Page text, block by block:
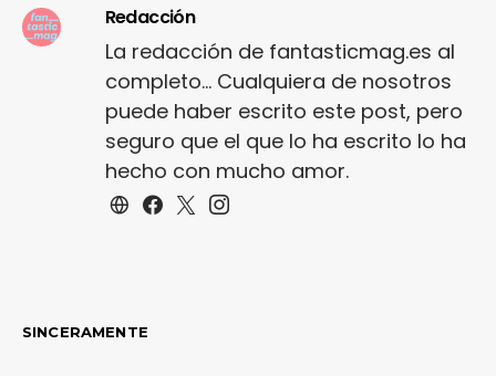
Redacción
La redacción de fantasticmag.es al
completo... Cualquiera de nosotros
puede haber escrito este post, pero
seguro que el que lo ha escrito lo ha
hecho con mucho amor.
SINCERAMENTE